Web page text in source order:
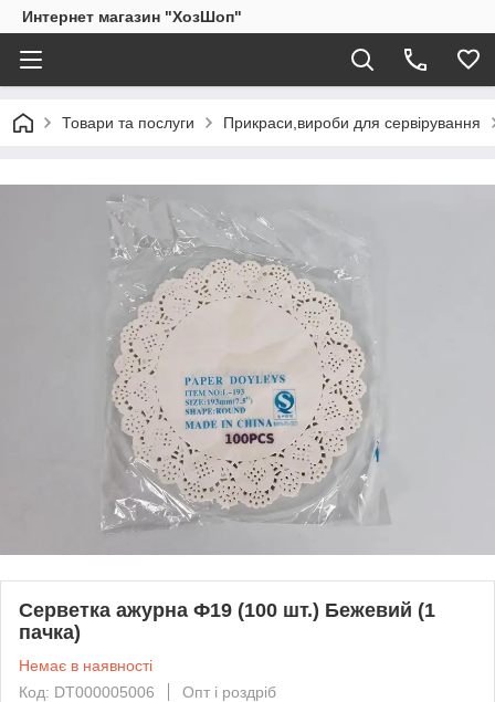
Интернет магазин "ХозШоп"
Товари та послуги Прикраси,вироби для сервірування
Серветка ажурна Ф19 (100 шт.) Бежевий (1
пачка)
Немає в наявності
Код: DT000005006
Опт і роздріб